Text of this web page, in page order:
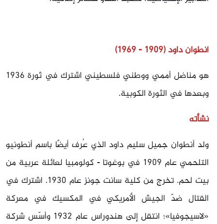
أنطوان داود (1909 - 1969)
هو مناضل أممي ووطني فلسطيني اشترك في ثورة 1936
وبعدها في الثورة الكوبية.
نشأته
ولد أنطوان جميل سليم داود الذي عُرف أيضًا باسم أنطونيو
التلحمي عام 1909 في بوغوتا - كولومبيا لعائلة عربية من
بيت لحم. تخرج من كلية سانت جونز عام 1930. اشترك في
القتال ضدّ الجيش الأمريكي في المكسيك في معركة
«لاسيجوفيا»؛ انتقل إلى هندوراس عام 1932 وأسّس شركة